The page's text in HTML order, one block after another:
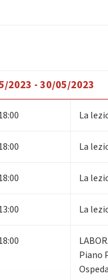
2023 - 30/05/2023
La
La
La
La
Piano